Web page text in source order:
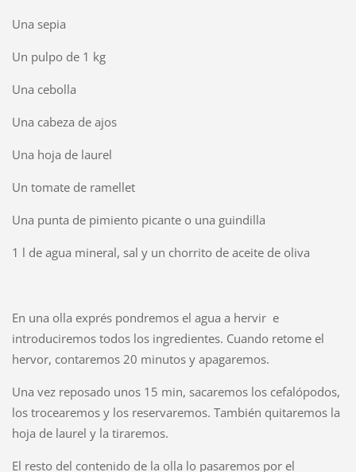
Una sepia
Un pulpo de 1 kg
Una cebolla
Una cabeza de ajos
Una hoja de laurel
Un tomate de ramellet
Una punta de pimiento picante o una guindilla
1 l de agua mineral, sal y un chorrito de aceite de oliva
En una olla exprés pondremos el agua a hervir e
introduciremos todos los ingredientes. Cuando retome el
hervor, contaremos 20 minutos y apagaremos.
Una vez reposado unos 15 min, sacaremos los cefalópodos,
los trocearemos y los reservaremos. También quitaremos la
hoja de laurel y la tiraremos.
El resto del contenido de la olla lo pasaremos por el